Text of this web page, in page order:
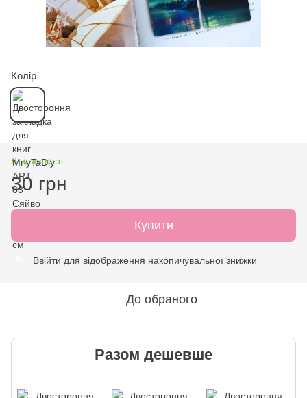
Колір
В наявності
30 грн
Купити
Ввійти для відображення накопичувальної знижки
До обраного
Разом дешевше